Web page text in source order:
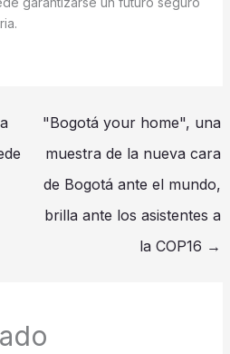
"Bogotá your home", una
muestra de la nueva cara
de Bogotá ante el mundo,
brilla ante los asistentes a
la COP16 →